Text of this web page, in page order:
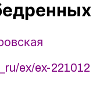
ex/ex-221012